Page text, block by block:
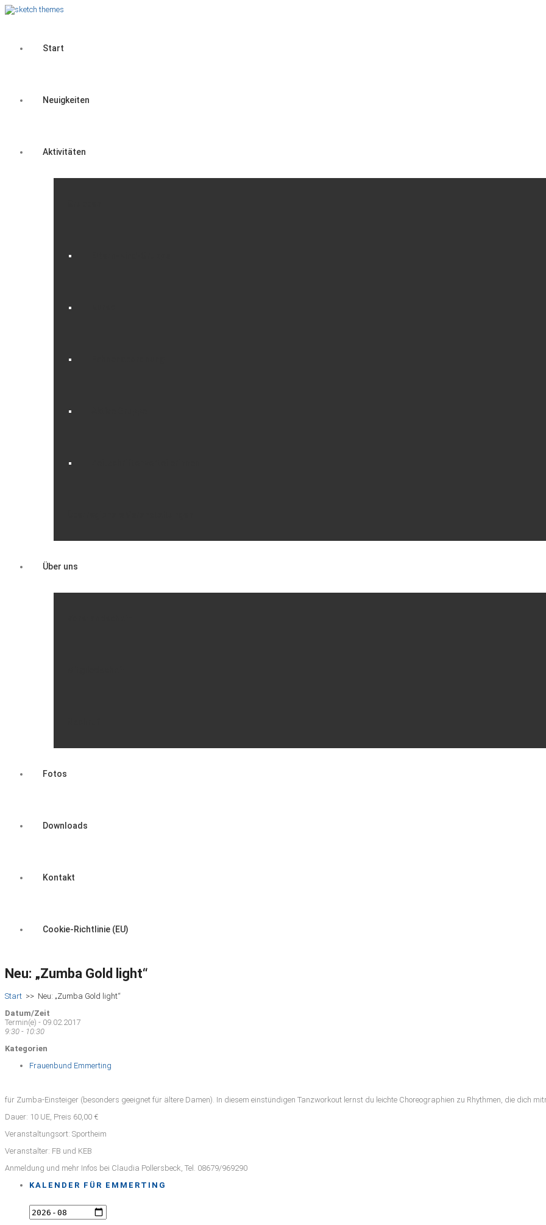
Start
Neuigkeiten
Aktivitäten
Über uns
Fotos
Downloads
Kontakt
Cookie-Richtlinie (EU)
Neu: „Zumba Gold light“
Start >> Neu: „Zumba Gold light“
Datum/Zeit
Termin(e) - 09.02.2017
9:30 - 10:30
Kategorien
Frauenbund Emmerting
für Zumba-Einsteiger (besonders geeignet für ältere Damen). In diesem einstündigen Tanzworkout lernst du leichte Choreographien zu Rhythmen, die dich
Dauer: 10 UE, Preis 60,00 €
Veranstaltungsort: Sportheim
Veranstalter: FB und KEB
Anmeldung und mehr Infos bei Claudia Pollersbeck, Tel. 08679/969290
KALENDER FÜR EMMERTING